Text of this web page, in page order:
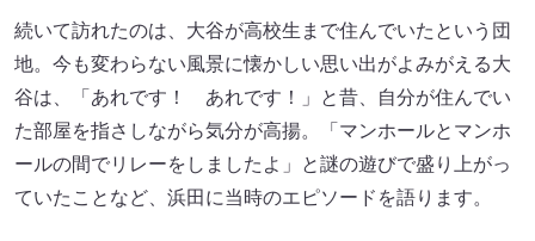
続いて訪れたのは、大谷が高校生まで住んでいたという団
地。今も変わらない風景に懐かしい思い出がよみがえる大
谷は、「あれです！ あれです！」と昔、自分が住んでい
た部屋を指さしながら気分が高揚。「マンホールとマンホ
ールの間でリレーをしましたよ」と謎の遊びで盛り上がっ
ていたことなど、浜田に当時のエピソードを語ります。